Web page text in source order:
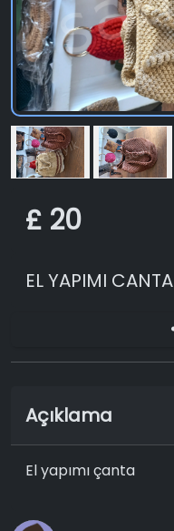
£ 20
EL YAPIMI CANTA
Açıklama
El yapımı çanta